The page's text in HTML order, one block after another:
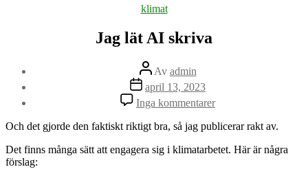
Kategorier
klimat
Jag lät AI skriva
Inläggsförfattare
Av admin
Inläggsdatum
april 13, 2023
Inga kommentarertill
Jag
lät
skriva
Och det gjorde den faktiskt riktigt bra, så jag publicerar rakt av.
Det finns många sätt att engagera sig i klimatarbetet. Här är några
förslag: